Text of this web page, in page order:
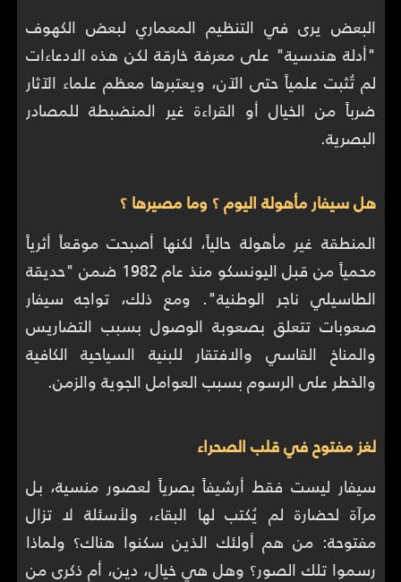
البعض يرى في التنظيم المعماري لبعض الكهوف
"أدلة هندسية" على معرفة خارقة لكن هذه الادعاءات
لم تُثبت علمياً حتى الآن، ويعتبرها معظم علماء الآثار
ضرباً من الخيال أو القراءة غير المنضبطة للمصادر
البصرية.
هل سيفار مأهولة اليوم ؟ وما مصيرها ؟
المنطقة غير مأهولة حالياً، لكنها أصبحت موقعاً أثرياً
محمياً من قبل اليونسكو منذ عام 1982 ضمن "حديقة
الطاسيلي ناجر الوطنية". ومع ذلك، تواجه سيفار
صعوبات تتعلق بصعوبة الوصول بسبب التضاريس
والمناخ القاسي والافتقار للبنية السياحية الكافية
والخطر على الرسوم بسبب العوامل الجوية والزمن.
لغز مفتوح في قلب الصحراء
سيفار ليست فقط أرشيفاً بصرياً لعصور منسية، بل
مرآة لحضارة لم يُكتب لها البقاء، ولأسئلة لا تزال
مفتوحة: من هم أولئك الذين سكنوا هناك؟ ولماذا
رسموا تلك الصور؟ وهل هي خيال، دين، أم ذكرى من